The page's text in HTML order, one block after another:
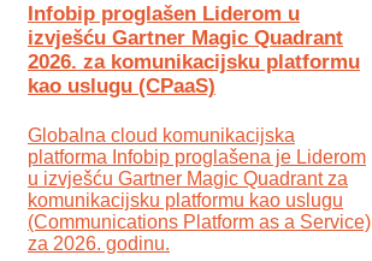
Infobip proglašen Liderom u
izvješću Gartner Magic Quadrant
2026. za komunikacijsku platformu
kao uslugu (CPaaS)
Globalna cloud komunikacijska
platforma Infobip proglašena je Liderom
u izvješću Gartner Magic Quadrant za
komunikacijsku platformu kao uslugu
(Communications Platform as a Service)
za 2026. godinu.